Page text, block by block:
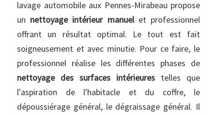
lavage automobile aux Pennes-Mirabeau propose
un nettoyage intérieur manuelet professionnel
offrant un résultat optimal. Le tout est fait
soigneusement et avec minutie. Pour ce faire, le
professionnel réalise les différentes phases de
nettoyage des surfaces intérieures telles que
l'aspiration de l'habitacle et du coffre, le
dépoussiérage général, le dégraissage général. Il